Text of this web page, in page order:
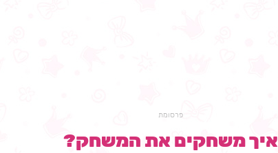
פרסומת
איך משחקים את המשחק?